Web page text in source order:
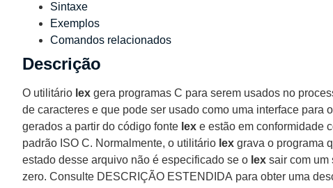
Sintaxe
Exemplos
Comandos relacionados
Descrição
O utilitário lex gera programas C para serem usados ​​no
de caracteres e que pode ser usado como uma interface para
gerados a partir do código fonte lex e estão em conformidade
padrão ISO C. Normalmente, o utilitário lex grava o programa
estado desse arquivo não é especificado se o lex sair com um
zero. Consulte DESCRIÇÃO ESTENDIDA para obter uma